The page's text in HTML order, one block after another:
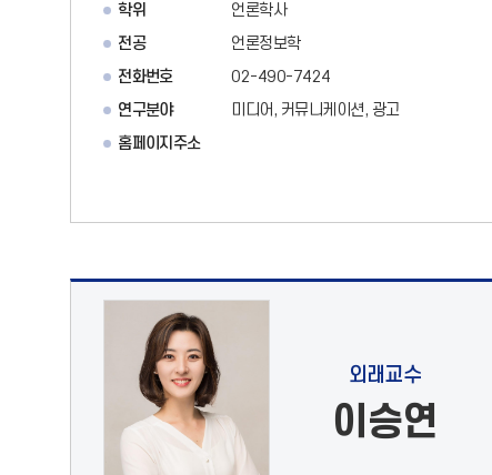
학위
언론학사
전공
언론정보학
전화번호
02-490-7424
연구분야
미디어, 커뮤니케이션, 광고
홈페이지주소
외래교수
이승연